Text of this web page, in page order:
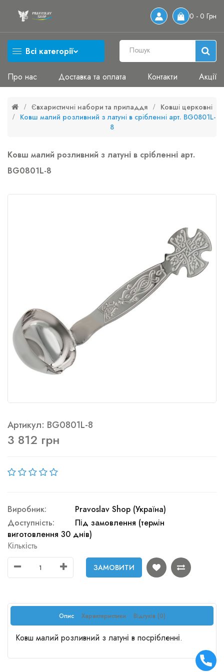
0 - 0 Грн
Всі категорії
Про нас Доставка та оплата Контакти Акції
Євхаристичні набори та приладдя
Ковші церковні
Ковш малий розливний з латуні в срібленні арт. BG0801L-
8
Ковш малий розливний з латуні в срібленні арт.
BG0801L-8
Артикул: BG0801L-8
3 812 грн
Виробник:
Pravoslav Shop (Україна)
Доступність:
Під замовлення (термін
виготовлення 30 днів)
Кількість
ЗАМОВИТИ
Опис Характеристики Відгуків (0)
Ковш малий розливний з латуні в посрібленні.